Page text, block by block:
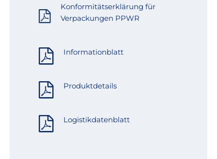
Konformitätserklärung für
Verpackungen PPWR
Informationblatt
Produktdetails
Logistikdatenblatt